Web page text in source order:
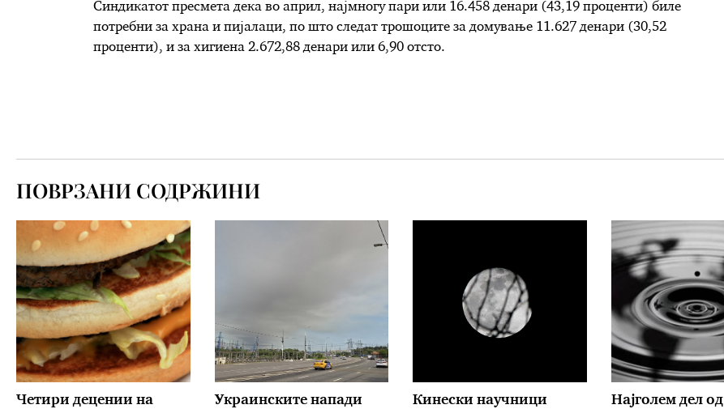
Синдикатот пресмета дека во април, најмногу пари или 16.458 денари (43,19 проценти) биле
потребни за храна и пијалаци, по што следат трошоците за домување 11.627 денари (30,52
проценти), и за хигиена 2.672,88 денари или 6,90 отсто.
ПОВРЗАНИ СОДРЖИНИ
Четири децении на
Украинските напади
Кинески научници
Најголем дел од